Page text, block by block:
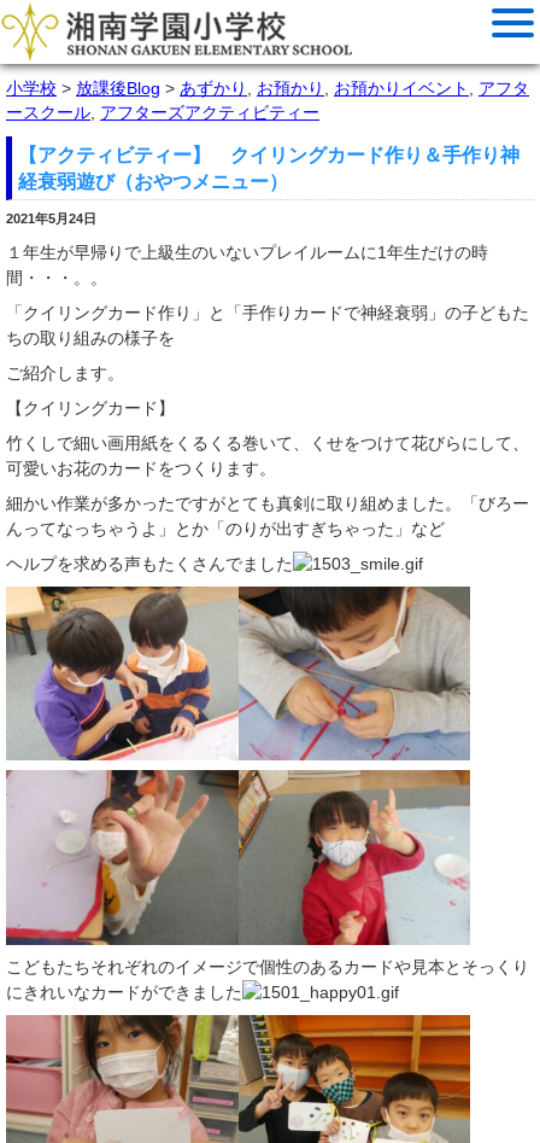
小学校 > 放課後Blog > あずかり お預かり お預かりイベント
アフタ
ースクール アフターズアクティビティー
【アクティビティー】 クイリングカード作り＆手作り神
経衰弱遊び（おやつメニュー）
2021年5月24日
１年生が早帰りで上級生のいないプレイルームに1年生だけの時
間・・・。。
「クイリングカード作り」と「手作りカードで神経衰弱」の子どもた
ちの取り組みの様子を
ご紹介します。
【クイリングカード】
竹くしで細い画用紙をくるくる巻いて、くせをつけて花びらにして、
可愛いお花のカードをつくります。
細かい作業が多かったですがとても真剣に取り組めました。「びろー
んってなっちゃうよ」とか「のりが出すぎちゃった」など
ヘルプを求める声もたくさんでました
こどもたちそれぞれのイメージで個性のあるカードや見本とそっくり
にきれいなカードができました